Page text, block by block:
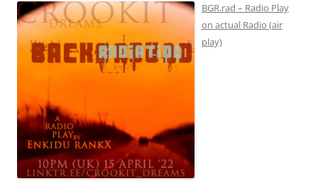
BGR.rad – Radio Play
on actual Radio (air
play)